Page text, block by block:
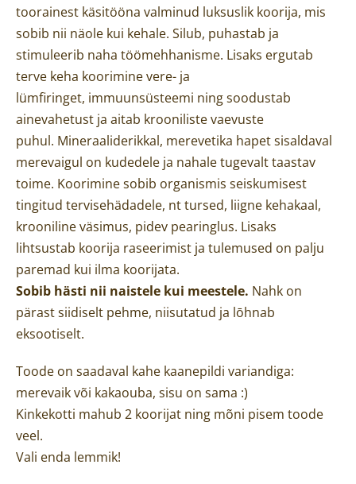
toorainest käsitööna valminud luksuslik koorija, mis
sobib nii näole kui kehale. Silub, puhastab ja
stimuleerib naha töömehhanisme. Lisaks ergutab
terve keha koorimine vere- ja
lümfiringet, immuunsüsteemi ning soodustab
ainevahetust ja aitab krooniliste vaevuste
puhul. Mineraaliderikkal, merevetika hapet sisaldaval
merevaigul on kudedele ja nahale tugevalt taastav
toime. Koorimine sobib organismis seiskumisest
tingitud tervisehädadele, nt tursed, liigne kehakaal,
krooniline väsimus, pidev pearinglus. Lisaks
lihtsustab koorija raseerimist ja tulemused on palju
paremad kui ilma koorijata.
Sobib hästi nii naistele kui meestele. Nahk on
pärast siidiselt pehme, niisutatud ja lōhnab
eksootiselt.
Toode on saadaval kahe kaanepildi variandiga:
merevaik või kakaouba, sisu on sama :)
Kinkekotti mahub 2 koorijat ning mõni pisem toode
veel.
Vali enda lemmik!